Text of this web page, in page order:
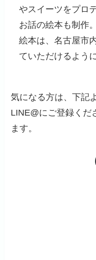
やスイーツをプロ
お話の絵本も制作。
絵本は、名古屋市
ていただけるよう
気になる方は、下記
LINE@にご登録くだ
ます。